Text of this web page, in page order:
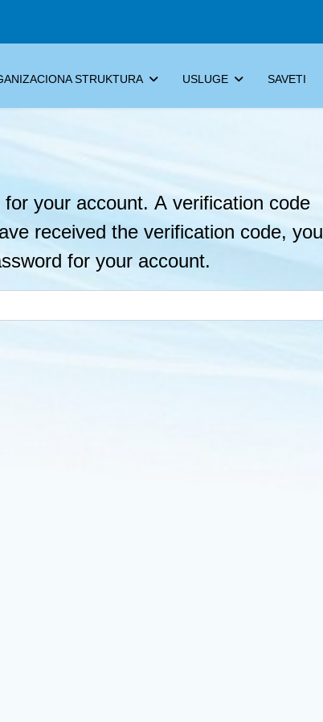
STRUKTURA USLUGE SAVETI
your account. A verification code
received the verification code, you
for your account.